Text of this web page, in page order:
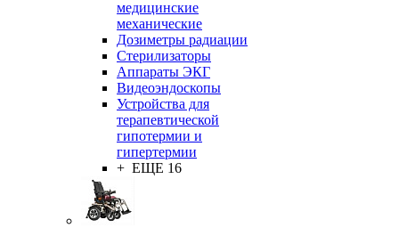
медицинские
механические
Дозиметры радиации
Стерилизаторы
Аппараты ЭКГ
Видеоэндоскопы
Устройства для
терапевтической
гипотермии и
гипертермии
+ ЕЩЕ 16